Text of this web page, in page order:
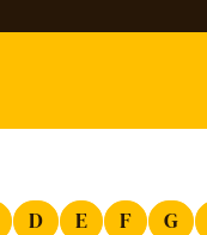
D E F G